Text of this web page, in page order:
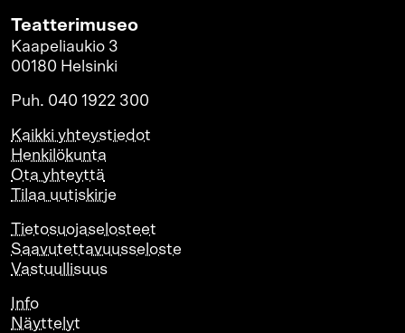
Teatterimuseo
Kaapeliaukio 3
00180 Helsinki
Puh. 040 1922 300
Kaikki yhteystiedot
Henkilökunta
Ota yhteyttä
Tilaa uutiskirje
Tietosuojaselosteet
Saavutettavuusseloste
Vastuullisuus
Info
Näyttelyt